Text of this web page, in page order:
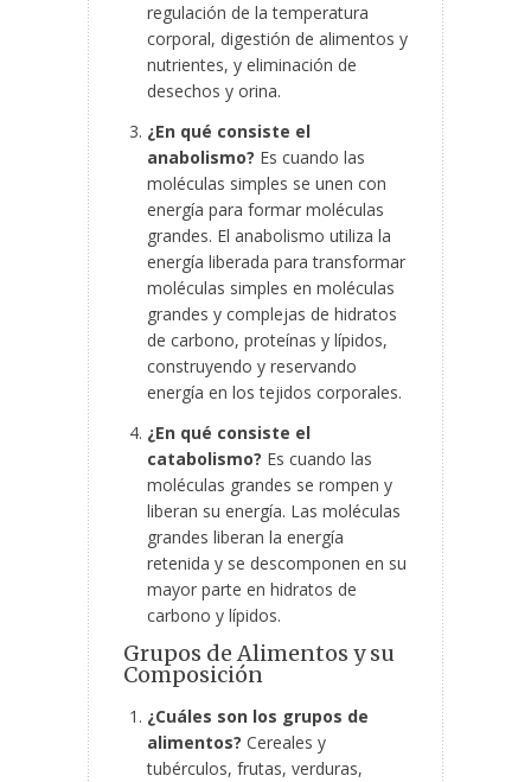
regulación de la temperatura
corporal, digestión de alimentos y
nutrientes, y eliminación de
desechos y orina.
¿En qué consiste el
anabolismo? Es cuando las
moléculas simples se unen con
energía para formar moléculas
grandes. El anabolismo utiliza la
energía liberada para transformar
moléculas simples en moléculas
grandes y complejas de hidratos
de carbono, proteínas y lípidos,
construyendo y reservando
energía en los tejidos corporales.
¿En qué consiste el
catabolismo? Es cuando las
moléculas grandes se rompen y
liberan su energía. Las moléculas
grandes liberan la energía
retenida y se descomponen en su
mayor parte en hidratos de
carbono y lípidos.
Grupos de Alimentos y su
Composición
¿Cuáles son los grupos de
alimentos? Cereales y
tubérculos, frutas, verduras,